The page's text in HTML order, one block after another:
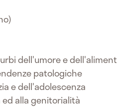
dell'umore e
patologiche
e dell'adolescenza
alla genitorialità